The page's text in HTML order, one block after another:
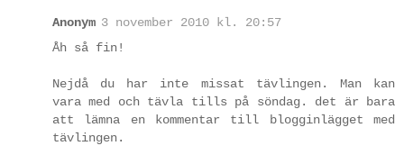
Anonym 3 november 2010 kl. 20:57
Åh så fin!
Nejdå du har inte missat tävlingen. Man kan
vara med och tävla tills på söndag. det är bara
att lämna en kommentar till blogginlägget med
tävlingen.